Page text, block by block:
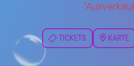
TICKETS KARTE